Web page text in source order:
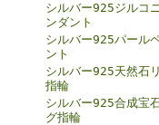
シルバー925ジルコ
ンダント
シルバー925パール
ント
シルバー925天然石
指輪
シルバー925合成宝
グ指輪